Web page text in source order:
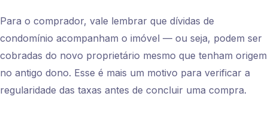
Para o comprador, vale lembrar que dívidas de
condomínio acompanham o imóvel — ou seja, podem ser
cobradas do novo proprietário mesmo que tenham origem
no antigo dono. Esse é mais um motivo para verificar a
regularidade das taxas antes de concluir uma compra.